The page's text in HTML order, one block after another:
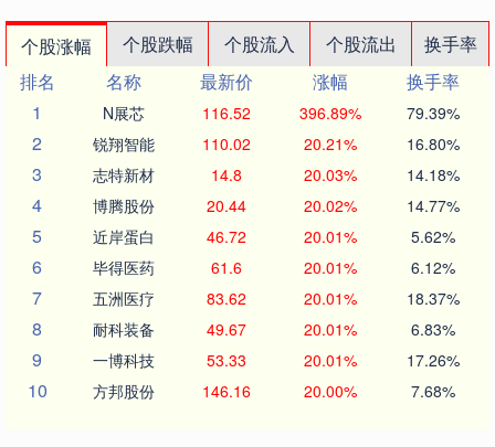
个股涨幅 个股跌幅 个股流入 个股流出
换手率
排名
名称 最新价 涨幅
换手率
1
N展芯 116.52 396.89% 79.39%
2 锐翔智能 110.02 20.21% 16.80%
3 志特新材 14.8 20.03% 14.18%
4 博腾股份 20.44 20.02% 14.77%
5 近岸蛋白 46.72 20.01% 5.62%
6 毕得医药 61.6 20.01% 6.12%
7 五洲医疗 83.62 20.01% 18.37%
8 耐科装备 49.67 20.01% 6.83%
9 一博科技 53.33 20.01% 17.26%
10 方邦股份 146.16 20.00% 7.68%